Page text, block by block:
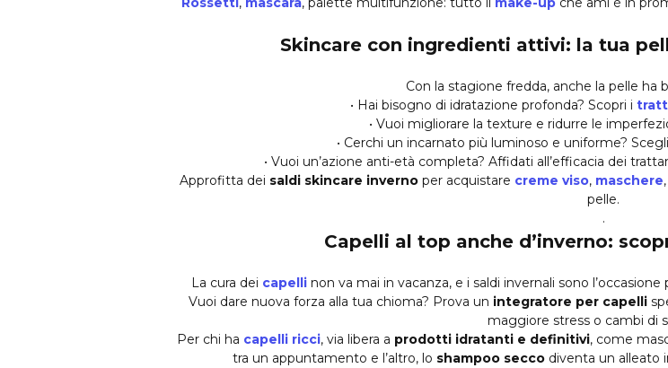
Skincare con ingredienti attivi: la tua
Con la stagione fredda, anche la pelle ha
• Hai bisogno di idratazione profonda? Scopri i
• Vuoi migliorare la texture e ridurre le
• Cerchi un incarnato più luminoso e uniforme?
• Vuoi un’azione anti-età completa? Affidati all’efficacia dei
Approfitta dei saldi skincare invernoper acquistare creme viso, maschere,
pelle.
.
Capelli al top anche d’inverno:
La cura dei capellinon va mai in vacanza, e i saldi invernali sono
Vuoi dare nuova forza alla tua chioma? Prova un integratore per capelli
maggiore stress o cambi di
Per chi ha capelli ricci, via libera a prodotti idratanti e definitivi, come
tra un appuntamento e l’altro, lo shampoo secco diventa un alleato